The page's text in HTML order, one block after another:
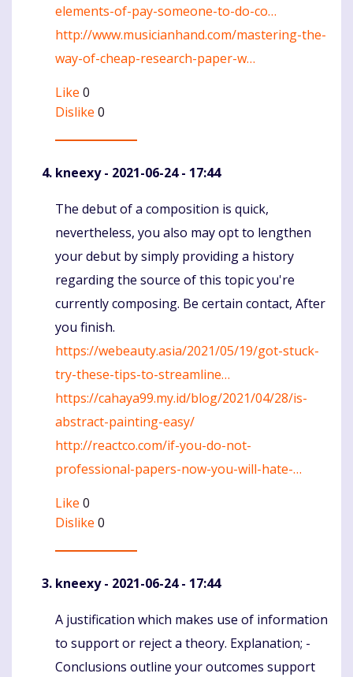
elements-of-pay-someone-to-do-co…
http://www.musicianhand.com/mastering-the-
way-of-cheap-research-paper-w…
Like 0
Dislike 0
kneexy- 2021-06-24 - 17:44
Komentaras
The debut of a composition is quick,
nevertheless, you also may opt to lengthen
your debut by simply providing a history
regarding the source of this topic you're
currently composing. Be certain contact, After
you finish.
https://webeauty.asia/2021/05/19/got-stuck-
try-these-tips-to-streamline…
https://cahaya99.my.id/blog/2021/04/28/is-
abstract-painting-easy/
http://reactco.com/if-you-do-not-
professional-papers-now-you-will-hate-…
Like 0
Dislike 0
kneexy- 2021-06-24 - 17:44
Komentaras
A justification which makes use of information
to support or reject a theory. Explanation; -
Conclusions outline your outcomes support